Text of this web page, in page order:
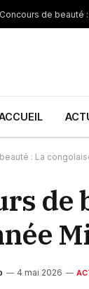
Concours de beauté
: La
de
4 mai 2026